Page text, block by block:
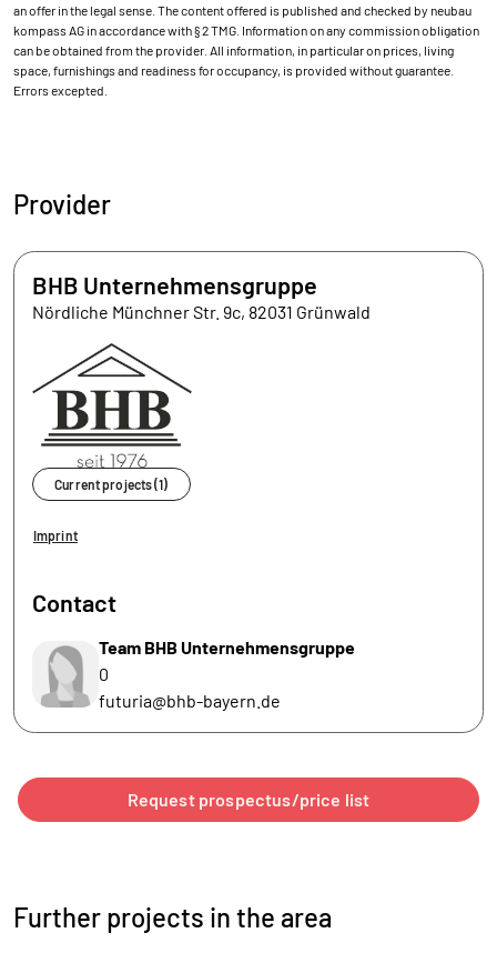
an offer in the legal sense. The content offered is published and checked by neubau
kompass AG in accordance with § 2 TMG. Information on any commission obligation
can be obtained from the provider. All information, in particular on prices, living
space, furnishings and readiness for occupancy, is provided without guarantee.
Errors excepted.
Provider
BHB Unternehmensgruppe
Nördliche Münchner Str. 9c, 82031 Grünwald
Current projects (1)
Imprint
Contact
Team BHB Unternehmensgruppe
0
futuria@bhb-bayern.de
Request prospectus/price list
Further projects in the area